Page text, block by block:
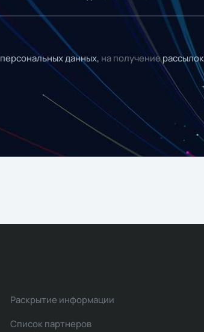
персональных данных, на получениерассылок
Раскрытие информации
Список партнеров